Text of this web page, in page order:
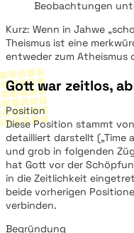
Beobachtungen
Kurz: Wenn in Jahwe
Theismus ist eine
entweder zum Atheismus
Gott war zeitlos,
Position
Diese Position stammt
detailliert darstellt („Time
und grob in folgenden
hat Gott vor der
in die Zeitlichkeit
beide vorherigen
verbinden.
Begründung